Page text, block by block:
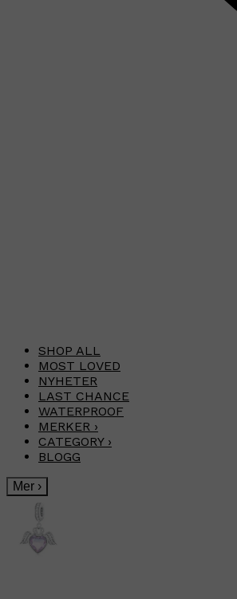
SHOP ALL
MOST LOVED
NYHETER
LAST CHANCE
WATERPROOF
MERKER ›
CATEGORY ›
BLOGG
Mer ›